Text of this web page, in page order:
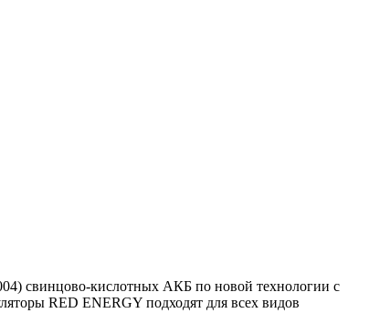
свинцово-кислотных АКБ по новой технологии с
RED ENERGY подходят для всех видов